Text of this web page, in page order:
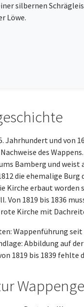
silbernen
Löwe.
Jahrhundert und von
des
Bamberg und
die ehemalige Burg
Kirche erbaut worden
Von 1819 bis 1836
Kirche mit
Wappenführung
Abbildung auf
1819 bis 1839 fehlte